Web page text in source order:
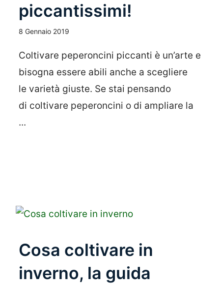
piccantissimi!
8 Gennaio 2019
Coltivare peperoncini piccanti è un’arte e
bisogna essere abili anche a scegliere
le varietà giuste. Se stai pensando
di coltivare peperoncini o di ampliare la
...
Cosa coltivare in
inverno, la guida